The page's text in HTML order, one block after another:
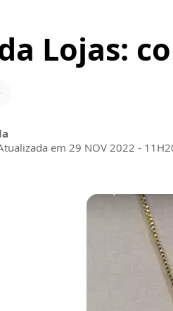
Lojas:
em 29 NOV 2022 -